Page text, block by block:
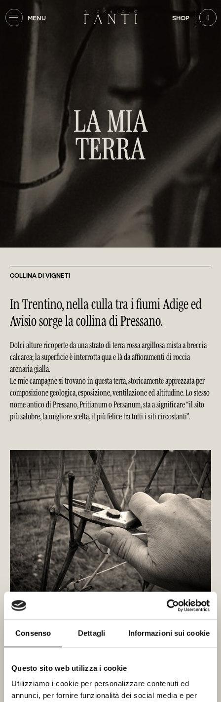
Consenso Dettagli Informazioni sui cookie
Questo sito web utilizza i cookie
Utilizziamo i cookie per personalizzare contenuti ed
annunci, per fornire funzionalità dei social media e per
MENU SHOP 0
LA MIA
TERRA
COLLINA DI VIGNETI
In Trentino, nella culla tra i fiumi Adige ed
Avisio sorge la collina di Pressano.
Dolci alture ricoperte da una strato di terra rossa argillosa mista a breccia
calcarea; la superficie è interrotta qua e là da affioramenti di roccia
arenaria gialla.
Le mie campagne si trovano in questa terra, storicamente apprezzata per
composizione geologica, esposizione, ventilazione ed altitudine. Lo stesso
nome antico di Pressano, Pritianum o Persanum, sta a significare “il sito
più salubre, la migliore scelta, il più felice tra tutti i siti circostanti”.
Ritengo fondamentale lasciar esprimere
liberamente le grandi potenzialità del
territorio.
Ove possibile: